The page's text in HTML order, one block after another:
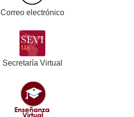
Correo electrónico
Secretaría Virtual